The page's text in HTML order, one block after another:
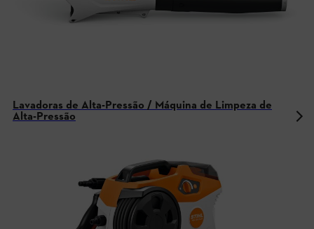
Lavadoras de Alta-Pressão / Máquina de Limpeza de
Alta-Pressão